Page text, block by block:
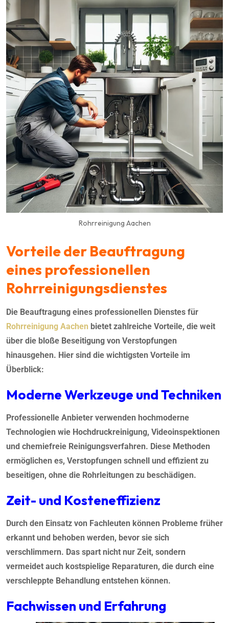
Rohrreinigung Aachen
Vorteile der Beauftragung
eines professionellen
Rohrreinigungsdienstes
Die Beauftragung eines professionellen Dienstes für
Rohrreinigung Aachen bietet zahlreiche Vorteile, die weit
über die bloße Beseitigung von Verstopfungen
hinausgehen. Hier sind die wichtigsten Vorteile im
Überblick:
Moderne Werkzeuge und Techniken
Professionelle Anbieter verwenden hochmoderne
Technologien wie Hochdruckreinigung, Videoinspektionen
und chemiefreie Reinigungsverfahren. Diese Methoden
ermöglichen es, Verstopfungen schnell und effizient zu
beseitigen, ohne die Rohrleitungen zu beschädigen.
Zeit- und Kosteneffizienz
Durch den Einsatz von Fachleuten können Probleme früher
erkannt und behoben werden, bevor sie sich
verschlimmern. Das spart nicht nur Zeit, sondern
vermeidet auch kostspielige Reparaturen, die durch eine
verschleppte Behandlung entstehen können.
Fachwissen und Erfahrung